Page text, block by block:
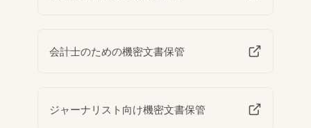
会計士のための機密文書保管
ジャーナリスト向け機密文書保管